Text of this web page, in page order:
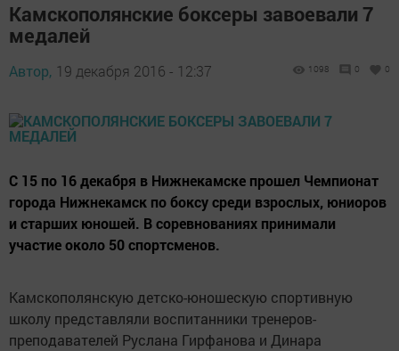
Камскополянские боксеры завоевали 7
медалей
Автор, 19 декабря 2016 - 12:37 1098 0 0
С 15 по 16 декабря в Нижнекамске прошел Чемпионат
города Нижнекамск по боксу среди взрослых, юниоров
и старших юношей. В соревнованиях принимали
участие около 50 спортсменов.
Камскополянскую детско-юношескую спортивную
школу представляли воспитанники тренеров-
преподавателей Руслана Гирфанова и Динара